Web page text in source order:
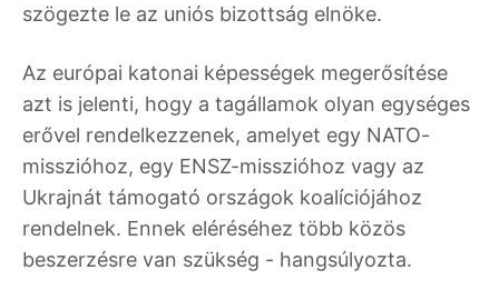
szögezte le az uniós bizottság elnöke.
Az európai katonai képességek megerősítése
azt is jelenti, hogy a tagállamok olyan egységes
erővel rendelkezzenek, amelyet egy NATO-
misszióhoz, egy ENSZ-misszióhoz vagy az
Ukrajnát támogató országok koalíciójához
rendelnek. Ennek eléréséhez több közös
beszerzésre van szükség - hangsúlyozta.